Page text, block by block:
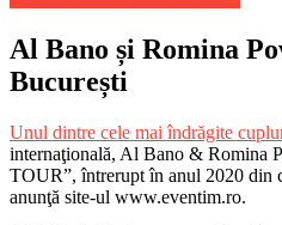
Al Bano și Romina
București
Unul dintre cele mai îndrăgite
internaţională, Al Bano & Romina
TOUR”, întrerupt în anul 2020 din
anunţă site-ul www.eventim.ro.